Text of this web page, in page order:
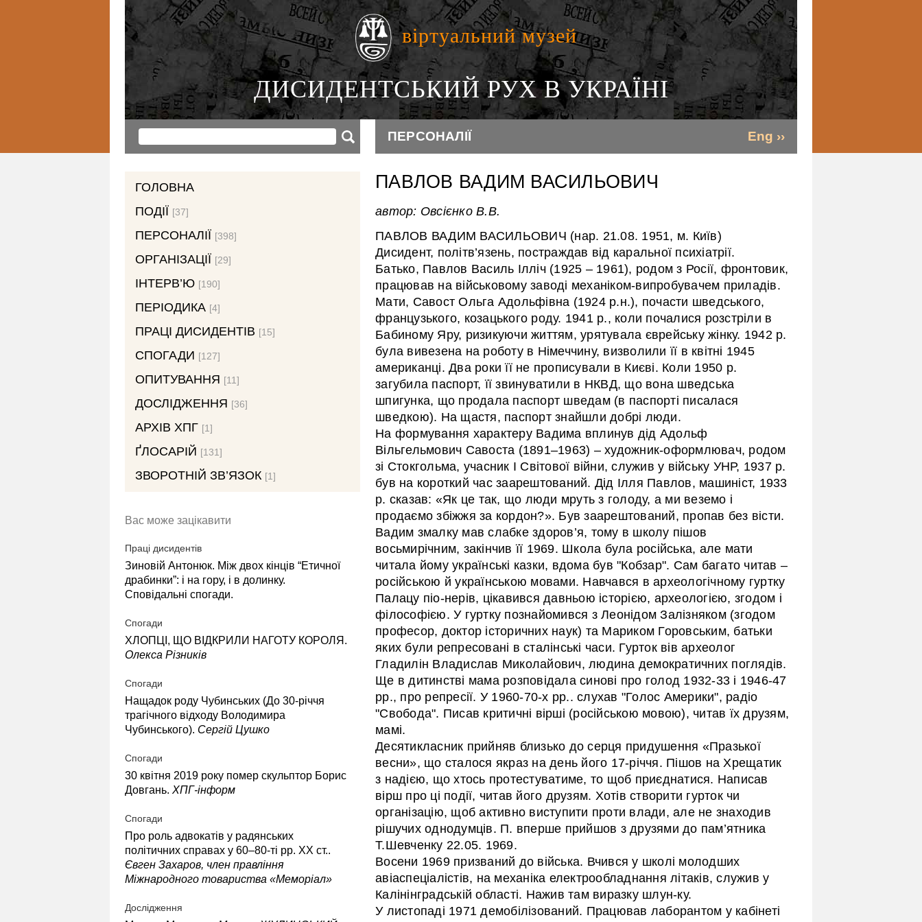
віртуальний музей
ДИСИДЕНТСЬКИЙ РУХ В УКРАЇНІ
ГОЛОВНА
ПОДІЇ [37]
ПЕРСОНАЛІЇ [398]
ОРГАНІЗАЦІЇ [29]
ІНТЕРВ’Ю [190]
ПЕРІОДИКА [4]
ПРАЦІ ДИСИДЕНТІВ [15]
СПОГАДИ [127]
ОПИТУВАННЯ [11]
ДОСЛІДЖЕННЯ [36]
АРХІВ ХПГ [1]
ҐЛОСАРІЙ [131]
ЗВОРОТНІЙ ЗВ’ЯЗОК [1]
Вас може зацікавити
Праці дисидентів
Зиновій Антонюк. Між двох кінців “Етичної
драбинки”: і на гору, і в долинку.
Сповідальні спогади.
Спогади
ХЛОПЦІ, ЩО ВІДКРИЛИ НАГОТУ КОРОЛЯ.
Олекса Різників
Спогади
Нащадок роду Чубинських (До 30-річчя
трагічного відходу Володимира
Чубинського). Сергій Цушко
Спогади
30 квітня 2019 року помер скульптор Борис
Довгань. ХПГ-інформ
Спогади
Про роль адвокатів у радянських
політичних справах у 60–80-ті рр. ХХ ст..
Євген Захаров, член правління
Міжнародного товариства «Меморіал»
Дослідження
Eng ››
ПЕРСОНАЛІЇ
ПАВЛОВ ВАДИМ ВАСИЛЬОВИЧ
автор: Овсієнко В.В.
ПАВЛОВ ВАДИМ ВАСИЛЬОВИЧ (нар. 21.08. 1951, м. Київ)
Дисидент, політв’язень, постраждав від каральної психіатрії.
Батько, Павлов Василь Ілліч (1925 – 1961), родом з Росії, фронтовик,
працював на військовому заводі механіком-випробувачем приладів.
Мати, Савост Ольга Адольфівна (1924 р.н.), почасти шведського,
французького, козацького роду. 1941 р., коли почалися розстріли в
Бабиному Яру, ризикуючи життям, урятувала єврейську жінку. 1942 р.
була вивезена на роботу в Німеччину, визволили її в квітні 1945
американці. Два роки її не прописували в Києві. Коли 1950 р.
загубила паспорт, її звинуватили в НКВД, що вона шведська
шпигунка, що продала паспорт шведам (в паспорті писалася
шведкою). На щастя, паспорт знайшли добрі люди.
На формування характеру Вадима вплинув дід Адольф
Вільгельмович Савоста (1891–1963) – художник-оформлювач, родом
зі Стокгольма, учасник І Світової війни, служив у війську УНР, 1937 р.
був на короткий час заарештований. Дід Ілля Павлов, машиніст, 1933
р. сказав: «Як це так, що люди мруть з голоду, а ми веземо і
продаємо збіжжя за кордон?». Був заарештований, пропав без вісти.
Вадим змалку мав слабке здоров’я, тому в школу пішов
восьмирічним, закінчив її 1969. Школа була російська, але мати
читала йому українські казки, вдома був "Кобзар". Сам багато читав –
російською й українською мовами. Навчався в археологічному гуртку
Палацу піо-нерів, цікавився давньою історією, археологією, згодом і
філософією. У гуртку познайомився з Леонідом Залізняком (згодом
професор, доктор історичних наук) та Мариком Горовським, батьки
яких були репресовані в сталінські часи. Гурток вів археолог
Гладилін Владислав Миколайович, людина демократичних поглядів.
Ще в дитинстві мама розповідала синові про голод 1932-33 і 1946-47
рр., про репресії. У 1960-70-х рр.. слухав "Голос Америки", радіо
"Свобода". Писав критичні вірші (російською мовою), читав їх друзям,
мамі.
Десятикласник прийняв близько до серця придушення «Празької
весни», що сталося якраз на день його 17-річчя. Пішов на Хрещатик
з надією, що хтось протестуватиме, то щоб приєднатися. Написав
вірш про ці події, читав його друзям. Хотів створити гурток чи
організацію, щоб активно виступити проти влади, але не знаходив
рішучих однодумців. П. вперше прийшов з друзями до пам’ятника
Т.Шевченку 22.05. 1969.
Восени 1969 призваний до війська. Вчився у школі молодших
авіаспеціалістів, на механіка електрообладнання літаків, служив у
Калінінградській області. Нажив там виразку шлун-ку.
У листопаді 1971 демобілізований. Працював лаборантом у кабінеті